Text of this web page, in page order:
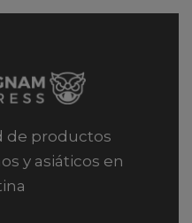
de productos
y asiáticos en